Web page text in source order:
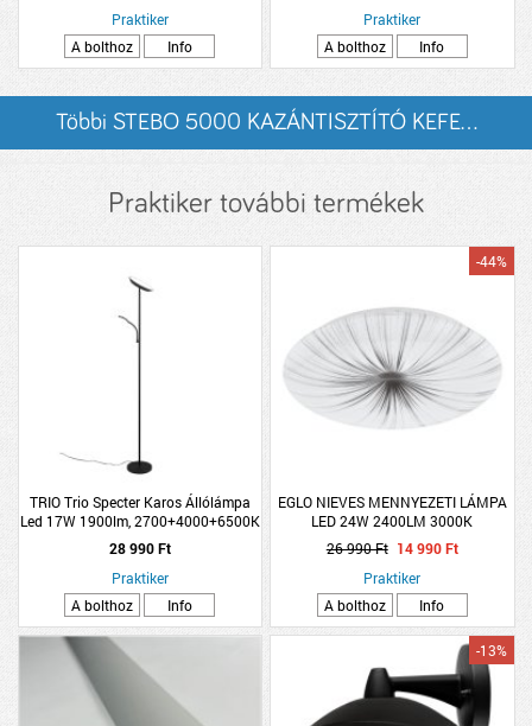
Praktiker
A bolthoz
Info
Praktiker
A bolthoz
Info
Többi STEBO 5000 KAZÁNTISZTÍTÓ KEFE...
Praktiker további termékek
TRIO Trio Specter Karos Állólámpa
Led 17W 1900lm, 2700+4000+6500K
Fekete
28 990 Ft
Praktiker
A bolthoz
Info
EGLO NIEVES MENNYEZETI LÁMPA
LED 24W 2400LM 3000K
ÁTMÉRŐ:41CM FEHÉR/EZÜST
-44%
26 990 Ft 14 990 Ft
Praktiker
A bolthoz
Info
-13%